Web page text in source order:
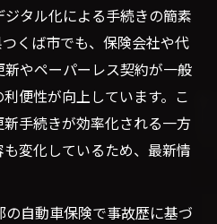
タル化による手続きの簡素
くば市でも、保険会社や代
やペーパーレス契約が一般
便性が向上しています。こ
手続きが効率化される一方
変化しているため、最新情
自動車保険で事故歴に基づ